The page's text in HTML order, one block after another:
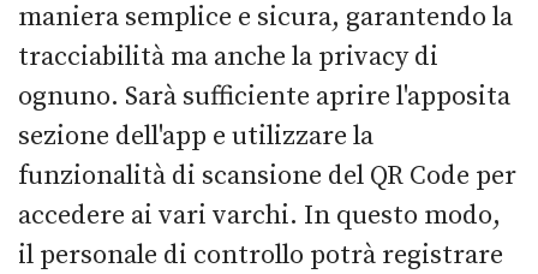
maniera semplice e sicura, garantendo la
tracciabilità ma anche la privacy di
ognuno. Sarà sufficiente aprire l'apposita
sezione dell'app e utilizzare la
funzionalità di scansione del QR Code per
accedere ai vari varchi. In questo modo,
il personale di controllo potrà registrare